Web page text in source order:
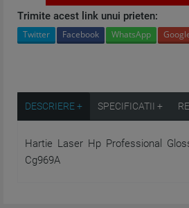
Trimite acest link unui prieten:
Twitter Facebook WhatsApp
DESCRIERE + SPECIFICATII +
Hartie Laser Hp Professional
Cg969A